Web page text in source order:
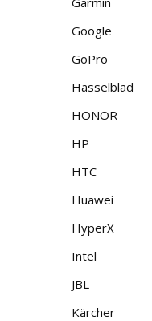
Google
GoPro
Hasselblad
HONOR
HP
HTC
Huawei
HyperX
Intel
JBL
Kärcher